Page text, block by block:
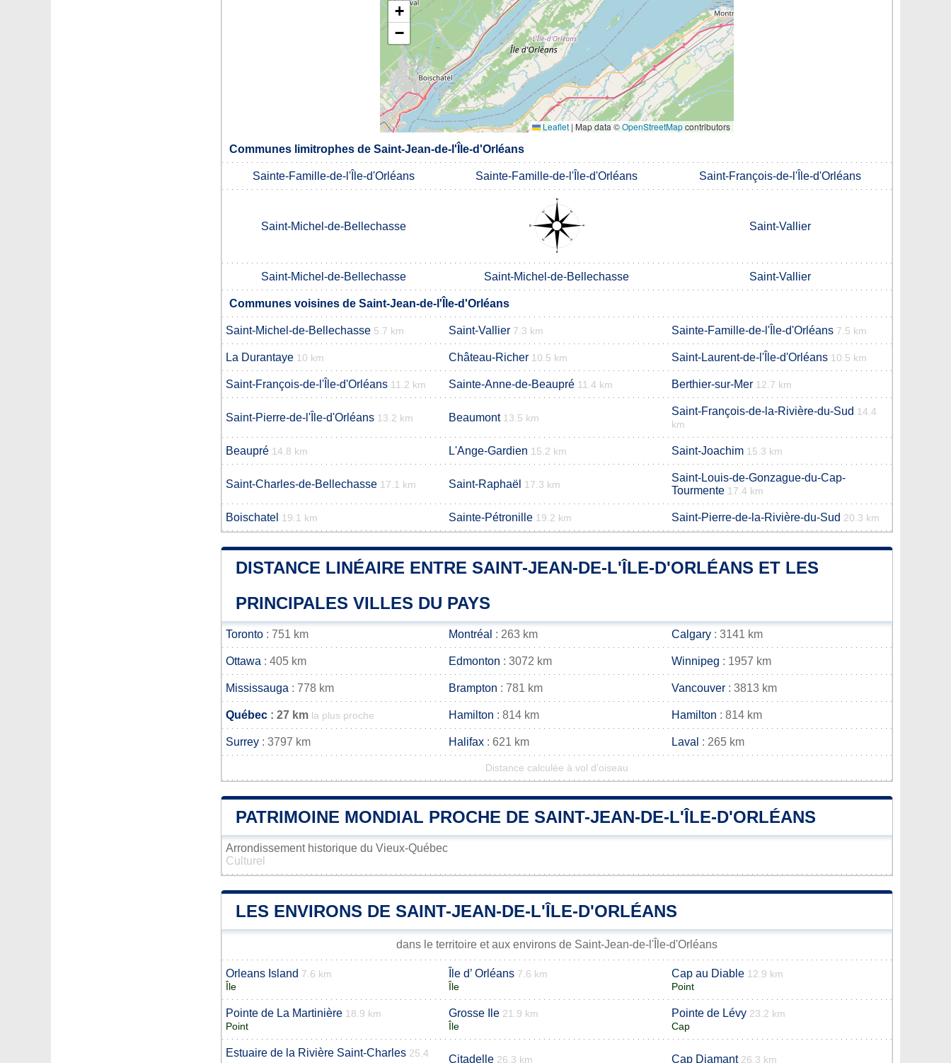
+
−
Leaflet | Map data ©OpenStreetMapcontributors
Communes limitrophes de Saint-Jean-de-l'Île-d'Orléans
Sainte-Famille-de-l'Île-d'Orléans Sainte-Famille-de-l'Île-d'Orléans Saint-François-de-l'Île-d'Orléans
Saint-Michel-de-Bellechasse Saint-Vallier
Saint-Michel-de-Bellechasse Saint-Michel-de-Bellechasse Saint-Vallier
Communes voisines de Saint-Jean-de-l'Île-d'Orléans
Saint-Michel-de-Bellechasse 5.7 km Saint-Vallier 7.3 km Sainte-Famille-de-l'Île-d'Orléans 7.5 km
La Durantaye 10 km Château-Richer 10.5 km Saint-Laurent-de-l'Île-d'Orléans 10.5 km
Saint-François-de-l'Île-d'Orléans 11.2 km Sainte-Anne-de-Beaupré 11.4 km Berthier-sur-Mer 12.7 km
Saint-Pierre-de-l'Île-d'Orléans 13.2 km Beaumont 13.5 km
Saint-François-de-la-Rivière-du-Sud 14.4
km
Beaupré 14.8 km L'Ange-Gardien 15.2 km Saint-Joachim 15.3 km
Saint-Charles-de-Bellechasse 17.1 km Saint-Raphaël 17.3 km
Saint-Louis-de-Gonzague-du-Cap-
Tourmente 17.4 km
Boischatel 19.1 km Sainte-Pétronille 19.2 km Saint-Pierre-de-la-Rivière-du-Sud 20.3 km
DISTANCE LINÉAIRE ENTRE SAINT-JEAN-DE-L'ÎLE-D'ORLÉANS ET LES
PRINCIPALES VILLES DU PAYS
Toronto : 751 km Montréal : 263 km Calgary : 3141 km
Ottawa : 405 km Edmonton : 3072 km Winnipeg : 1957 km
Mississauga : 778 km Brampton : 781 km Vancouver : 3813 km
Québec : 27 km la plus proche Hamilton : 814 km Hamilton : 814 km
Surrey : 3797 km Halifax : 621 km Laval : 265 km
Distance calculée à vol d'oiseau
PATRIMOINE MONDIAL PROCHE DE SAINT-JEAN-DE-L'ÎLE-D'ORLÉANS
Arrondissement historique du Vieux-Québec
Culturel
LES ENVIRONS DE SAINT-JEAN-DE-L'ÎLE-D'ORLÉANS
dans le territoire et aux environs de Saint-Jean-de-l'Île-d'Orléans
Orleans Island 7.6 km
Île
Île d’ Orléans 7.6 km
Île
Cap au Diable 12.9 km
Point
Pointe de La Martinière 18.9 km
Point
Grosse Ile 21.9 km
Île
Pointe de Lévy 23.2 km
Cap
Estuaire de la Rivière Saint-Charles 25.4
Citadelle 26.3 km Cap Diamant 26.3 km